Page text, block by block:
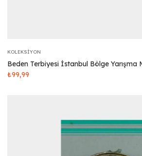
KOLEKSIYON
Beden Terbiyesi İstanbul Bölge Yarışma
₺99,99